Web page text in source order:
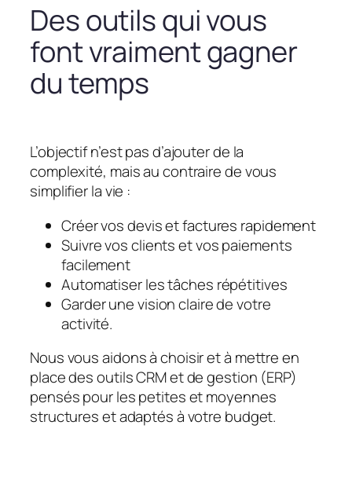
Des outils qui vous
font vraiment gagner
du temps
L’objectif n’est pas d’ajouter de la
complexité, mais au contraire de vous
simplifier la vie :
Créer vos devis et factures rapidement
Suivre vos clients et vos paiements
facilement
Automatiser les tâches répétitives
Garder une vision claire de votre
activité.
Nous vous aidons à choisir et à mettre en
place des outils CRM et de gestion (ERP)
pensés pour les petites et moyennes
structures et adaptés à votre budget.